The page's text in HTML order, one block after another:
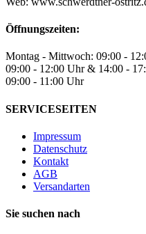
Öffnungszeiten:
Montag - Mittwoch: 09:00 -
09:00 - 12:00 Uhr & 14:00 -
09:00 - 11:00 Uhr
SERVICESEITEN
Impressum
Datenschutz
Kontakt
AGB
Versandarten
Sie suchen nach